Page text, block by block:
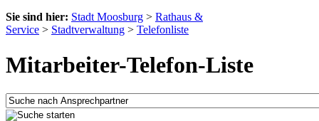
Sie sind hier: Stadt Moosburg > Rathaus &
Service > Stadtverwaltung > Telefonliste
Mitarbeiter-Telefon-Liste